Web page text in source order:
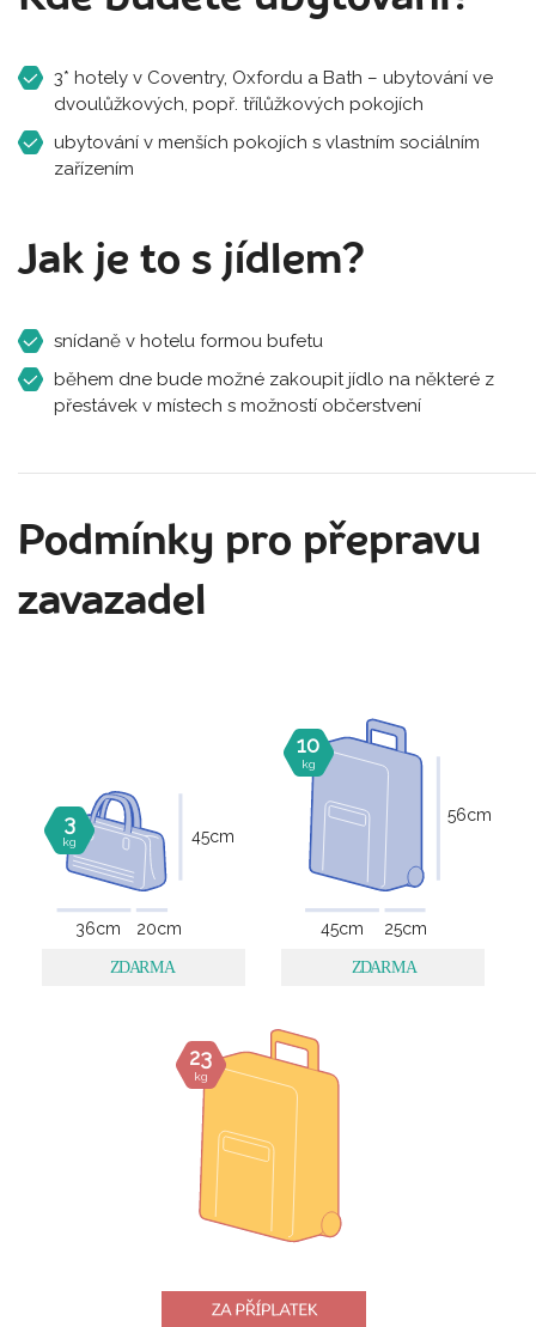
3* hotely v Coventry, Oxfordu a Bath – ubytování ve
dvoulůžkových, popř. třílůžkových pokojích
ubytování v menších pokojích s vlastním sociálním
zařízením
Jak je to s jídlem?
snídaně v hotelu formou bufetu
během dne bude možné zakoupit jídlo na některé z
přestávek v místech s možností občerstvení
Podmínky pro přepravu
zavazadel
3
kg 45cm
36cm 20cm
10
kg
56cm
45cm 25cm
23
kg